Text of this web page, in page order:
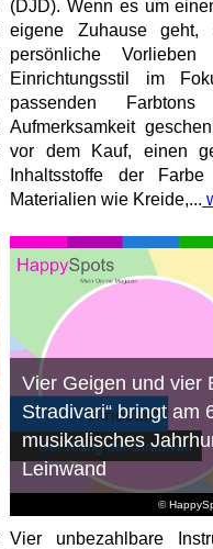
(DJD). Wenn es um
eigene Zuhause geht,
persönliche
Einrichtungsstil im
passenden
Aufmerksamkeit
vor dem Kauf, einen
Inhaltsstoffe der
Materialien wie Kreide,...
©
Vier Geigen und vier
Stradivari“ bringt am
musikalisches
Leinwand
Vier unbezahlbare